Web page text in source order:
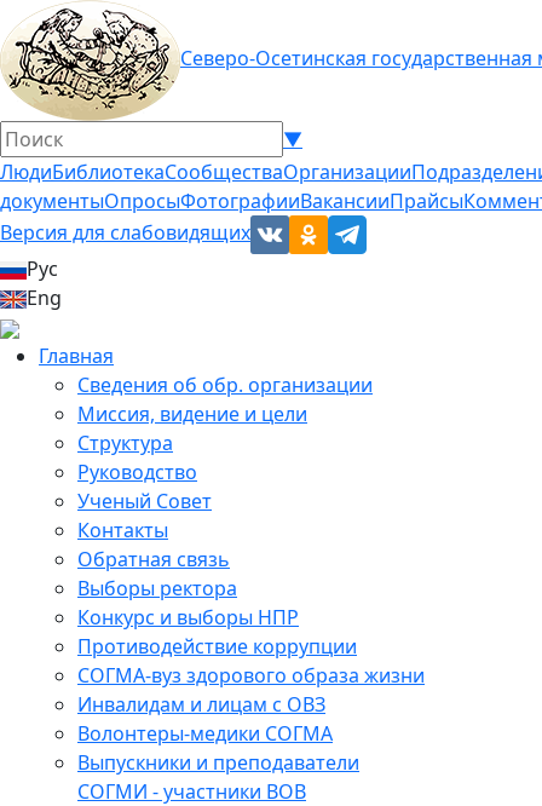
Северо-Осетинская
▼
ЛюдиБиблиотекаСообществаОрганизации
документыОпросыФотографииВакансииПрайсы
Версия для слабовидящих
Рус
Eng
Главная
Сведения об обр. организации
Миссия, видение и цели
Структура
Руководство
Ученый Совет
Контакты
Обратная связь
Выборы ректора
Конкурс и выборы НПР
Противодействие коррупции
СОГМА-вуз здорового образа жизни
Инвалидам и лицам с ОВЗ
Волонтеры-медики СОГМА
Выпускники и преподаватели
СОГМИ - участники ВОВ